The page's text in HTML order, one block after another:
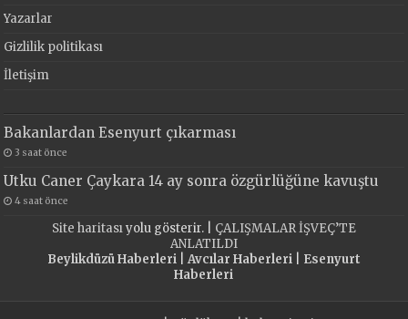
Yazarlar
Gizlilik politikası
İletişim
Bakanlardan Esenyurt çıkarması
3 saat önce
Utku Caner Çaykara 14 ay sonra özgürlüğüne kavuştu
4 saat önce
Site haritasıyolu gösterir. | ÇALIŞMALAR İŞVEÇ’TE
ANLATILDI
Beylikdüzü Haberleri| Avcılar Haberleri| Esenyurt
Haberleri